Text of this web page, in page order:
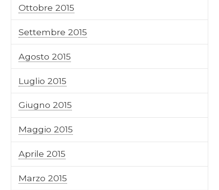
Ottobre 2015
Settembre 2015
Agosto 2015
Luglio 2015
Giugno 2015
Maggio 2015
Aprile 2015
Marzo 2015